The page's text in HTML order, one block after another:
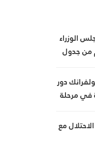
الوزراء
جدول
دور
في مرحلة
مع